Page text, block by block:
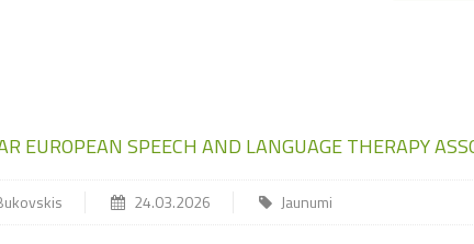
EUROPEAN SPEECH AND LANGUAGE THERAPY
24.03.2026 Jaunumi